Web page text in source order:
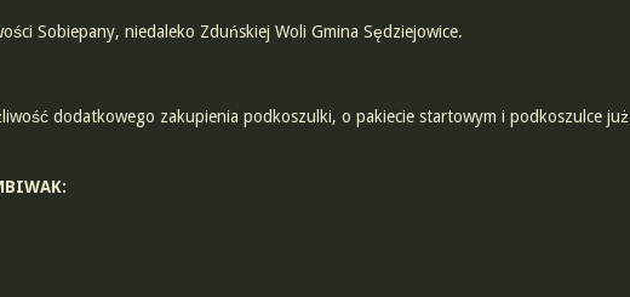
Sobiepany, niedaleko Zduńskiej Woli Gmina Sędziejowice.
dodatkowego zakupienia podkoszulki, o pakiecie startowym i podkoszulce już